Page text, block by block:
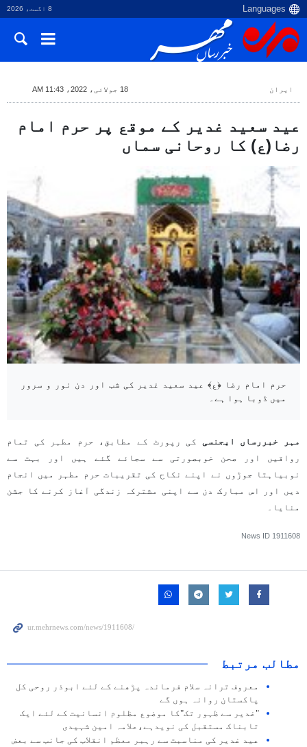
8 اگست، 2026
ایران 18 جولائی، 2022، 11:43 AM
عید سعید غدیر کے موقع پر حرم امام
رضا(ع) کا روحانی سماں
حرم امام رضا ﴿ع﴾ عید سعید غدیر کی شب اور دن نور و سرور
میں ڈوبا ہوا ہے۔
مہر خبررساں ایجنسی
کی رپورٹ کے مطابق، حرم مطہر کی تمام
رواقیں اور صحن خوبصورتی سے سجائے گئے ہیں اور بہت سے
نوبیاہتا جوڑوں نے اپنے نکاح کی تقریبات حرم مطہر میں انجام
دیں اور اس مبارک دن سے اپنی مشترکہ زندگی آغاز کرنے کا جشن
منایا۔
News ID 1911608
مطالب مرتبط
معروف ترانہ سلام فرماندہ پڑھنے کے لئے ابوذر روحی کل
پاکستان روانہ ہوں گے
"غدیر سے ظہور تک"کا موضوع مظلوم انسانیت کے لئے ایک
تابناک مستقبل کی نویدہے،علامہ امین شہیدی
عید غدیر کی مناسبت سے رہبر معظم انقلاب کی جانب سے بعض